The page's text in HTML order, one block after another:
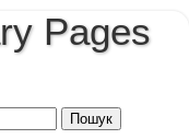
Pages